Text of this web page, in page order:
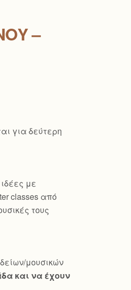
–
για δεύτερη
με
classes από
τους
μουσικών
και να έχουν